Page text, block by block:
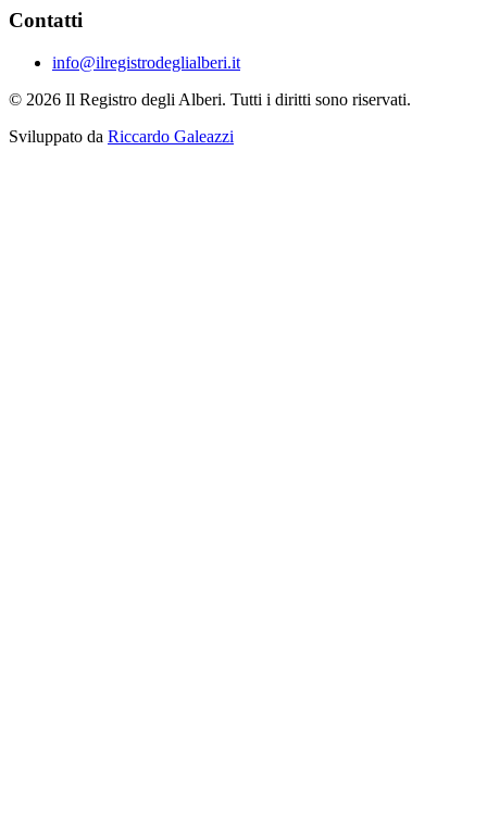
Contatti
info@ilregistrodeglialberi.it
© 2026 Il Registro degli Alberi. Tutti i diritti sono riservati.
Sviluppato da Riccardo Galeazzi